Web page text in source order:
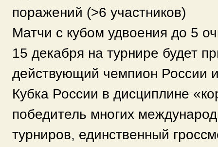
поражений (>6 участников)
Матчи с кубом удвоения до 5
15 декабря на турнире будет
действующий чемпион России
Кубка России в дисциплине
победитель многих
турниров, единственный